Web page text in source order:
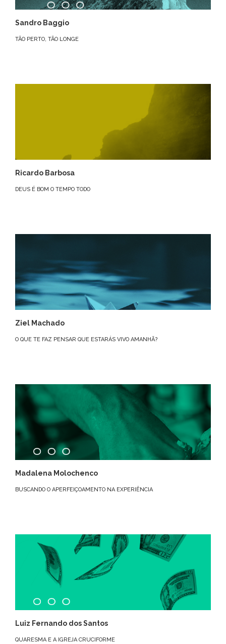
Sandro Baggio
TÃO PERTO, TÃO LONGE
Ricardo Barbosa
DEUS É BOM O TEMPO TODO
Ziel Machado
O QUE TE FAZ PENSAR QUE ESTARÁS VIVO AMANHÃ?
Madalena Molochenco
BUSCANDO O APERFEIÇOAMENTO NA EXPERIÊNCIA
Luiz Fernando dos Santos
QUARESMA E A IGREJA CRUCIFORME